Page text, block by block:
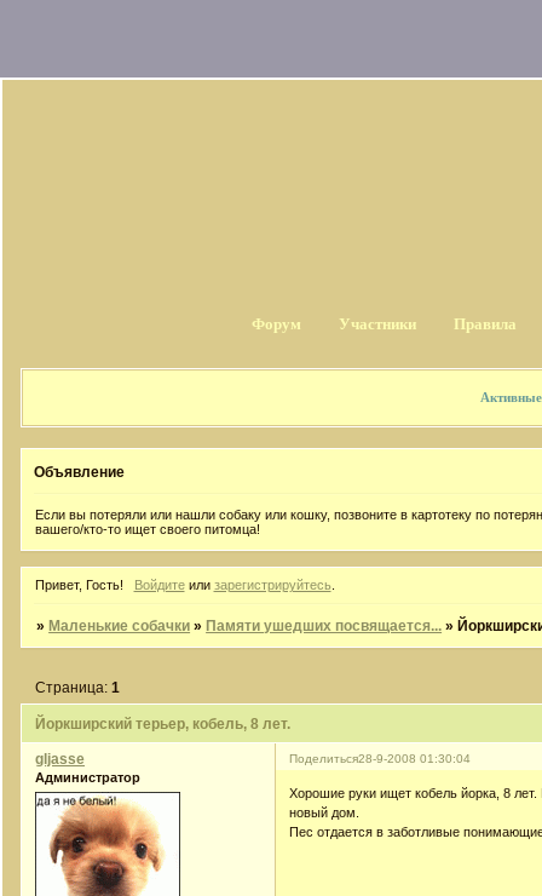
Форум Участники Правила
Объявление
Если вы потеряли или нашли собаку или кошку, позвоните в картотеку по
вашего/кто-то ищет своего питомца!
Привет, Гость! Войдитеили зарегистрируйтесь
» Маленькие собачки » Памяти ушедших посвящается... »
Йоркширский терьер, кобель, 8 лет.
Страница:1
Поделиться28-9-2008 01:30:04
gljasse
Администратор
Хорошие руки ищет кобель йорка, 8
новый дом.
Пес отдается в заботливые